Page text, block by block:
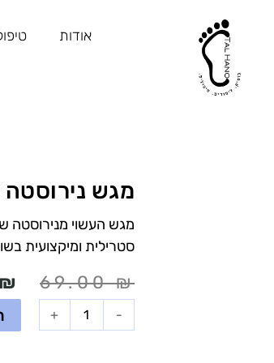
אודות
מגש נירוסטה STALEKS
סטרילית ומיקצועית
69.00₪
₪
-
של
+